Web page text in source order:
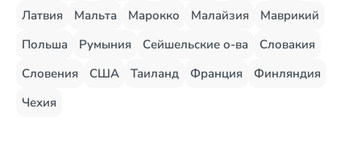
Латвия
Мальта Марокко Малайзия
Маврикий
Польша
Румыния Сейшельские о-ва
Словакия
Словения
США Таиланд Франция
Финляндия
Чехия